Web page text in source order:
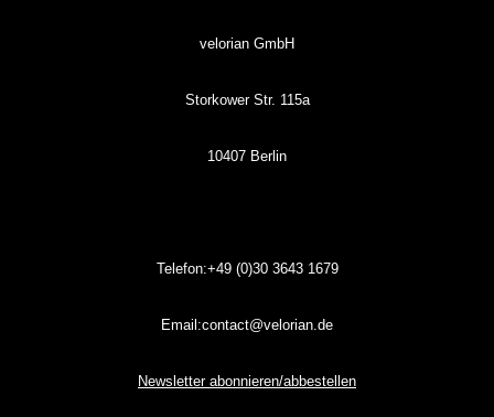
velorian GmbH
Storkower Str. 115a
10407 Berlin
Telefon:+49 (0)3036431679
Email:contact@velorian.de
Newsletter abonnieren/abbestellen